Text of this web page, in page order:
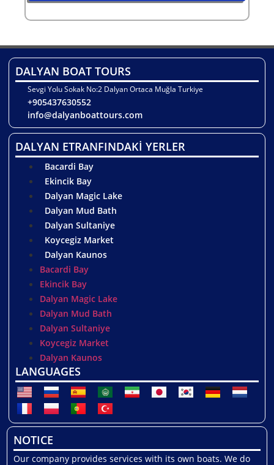
DALYAN BOAT TOURS
Sevgi Yolu Sokak No:2 Dalyan Ortaca Muğla Turkiye
+905437630552
info@dalyanboattours.com
DALYAN ETRANFINDAKİ YERLER
Bacardi Bay
Ekincik Bay
Dalyan Magic Lake
Dalyan Mud Bath
Dalyan Sultaniye
Koycegiz Market
Dalyan Kaunos
Bacardi Bay
Ekincik Bay
Dalyan Magic Lake
Dalyan Mud Bath
Dalyan Sultaniye
Koycegiz Market
Dalyan Kaunos
LANGUAGES
NOTICE
Our company provides services with its own boats. We do